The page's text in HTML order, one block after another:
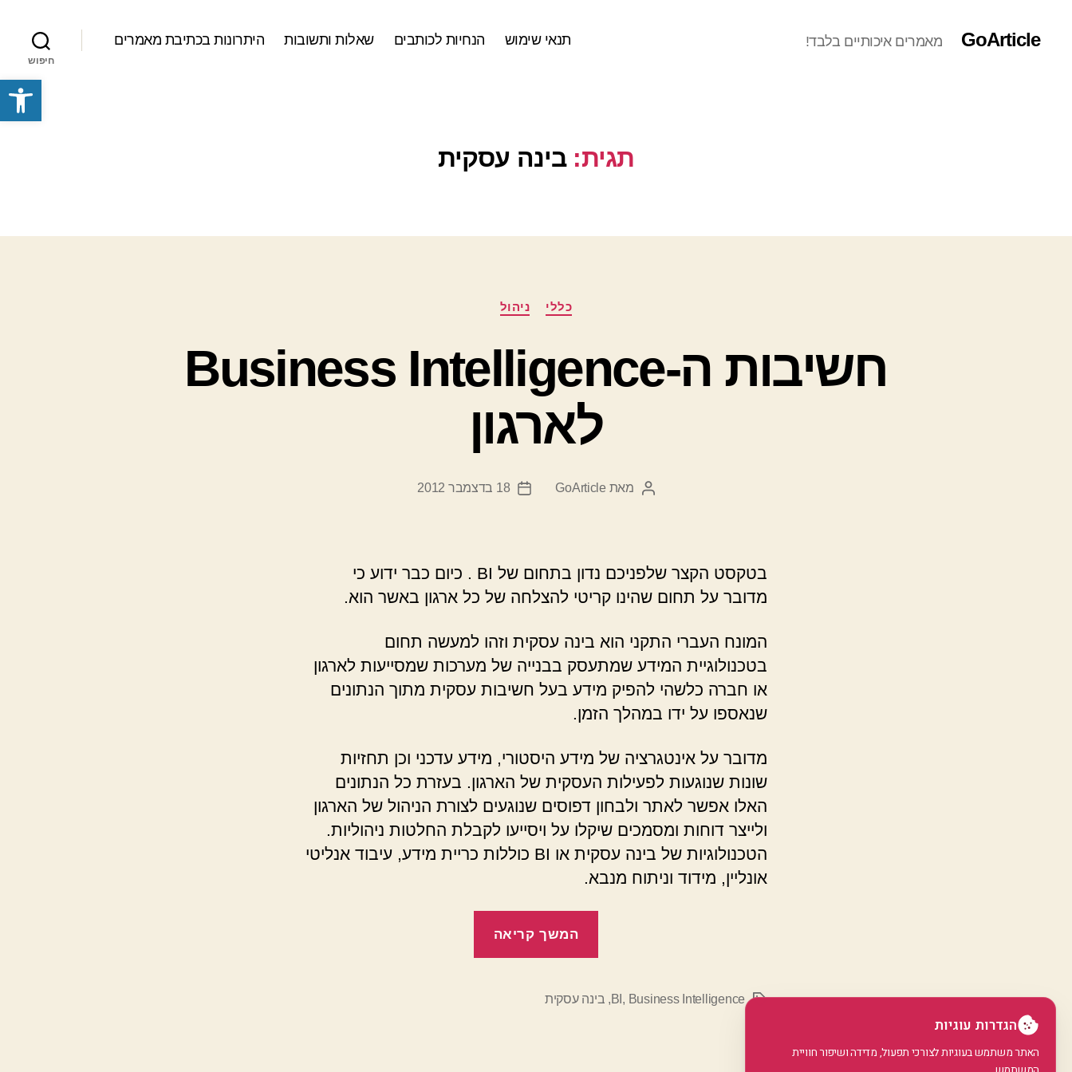
פתח סרגל נגישות
GoArticle מאמרים איכותיים בלבד! תנאי שימוש הנחיות לכותבים שאלות ותשובות היתרונות בכתיבת מאמרים
חיפוש
תגית: בינה עסקית
קטגוריות כללי ניהול
חשיבות ה-Business Intelligence
לארגון
המחבר
מאת GoArticle
תאריך
18 בדצמבר 2012
בטקסט הקצר שלפניכם נדון בתחום של BI . כיום כבר ידוע כי
מדובר על תחום שהינו קריטי להצלחה של כל ארגון באשר הוא.
המונח העברי התקני הוא בינה עסקית וזהו למעשה תחום
בטכנולוגיית המידע שמתעסק בבנייה של מערכות שמסייעות לארגון
או חברה כלשהי להפיק מידע בעל חשיבות עסקית מתוך הנתונים
שנאספו על ידו במהלך הזמן.
מדובר על אינטגרציה של מידע היסטורי, מידע עדכני וכן תחזיות
שונות שנוגעות לפעילות העסקית של הארגון. בעזרת כל הנתונים
האלו אפשר לאתר ולבחון דפוסים שנוגעים לצורת הניהול של הארגון
ולייצר דוחות ומסמכים שיקלו על ויסייעו לקבלת החלטות ניהוליות.
הטכנולוגיות של בינה עסקית או BI כוללות כריית מידע, עיבוד אנליטי
אונליין, מידוד וניתוח מנבא.
המשך קריאה
תגיות BI , Business Intelligence
, בינה עסקית
הגדרות עוגיות
האתר משתמש בעוגיות לצורכי תפעול, מדידה ושיפור חוויית